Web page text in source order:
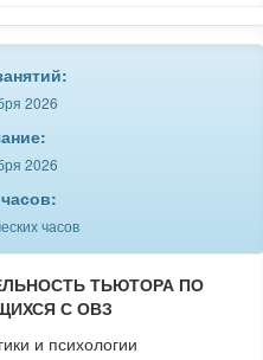
2026
2026
часов
ТЬЮТОРА ПО
С ОВЗ
и психологии